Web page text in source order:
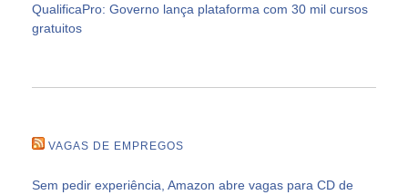
QualificaPro: Governo lança plataforma com 30 mil cursos
gratuitos
VAGAS DE EMPREGOS
Sem pedir experiência, Amazon abre vagas para CD de